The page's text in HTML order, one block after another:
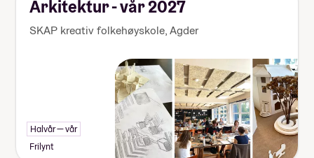
Arkitektur - vår 2027
SKAP kreativ folkehøyskole,Agder
Halvår — vår
Frilynt